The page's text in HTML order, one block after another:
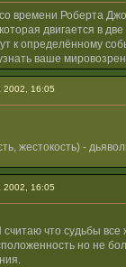
времени Роберта
двигается в
к определённому
ваше
2002, 16:05
жестокость) -
2002, 16:05
что судьбы все
но не